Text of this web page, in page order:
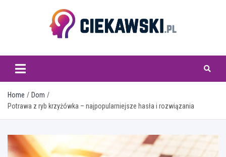
ciekawski.pl
Home
Dom
Potrawa z ryb krzyżówka – najpopularniejsze hasła i rozwiązania